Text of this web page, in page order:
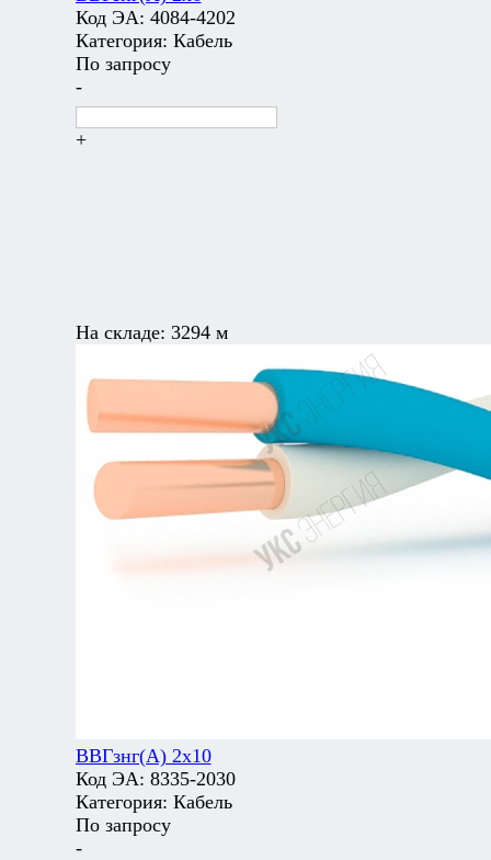
Код ЭА: 4084-4202
Категория: Кабель
По запросу
-
+
На складе: 3294 м
ВВГзнг(А) 2х10
Код ЭА: 8335-2030
Категория: Кабель
По запросу
-